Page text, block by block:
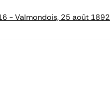
- Valmondois, 25 août 1892